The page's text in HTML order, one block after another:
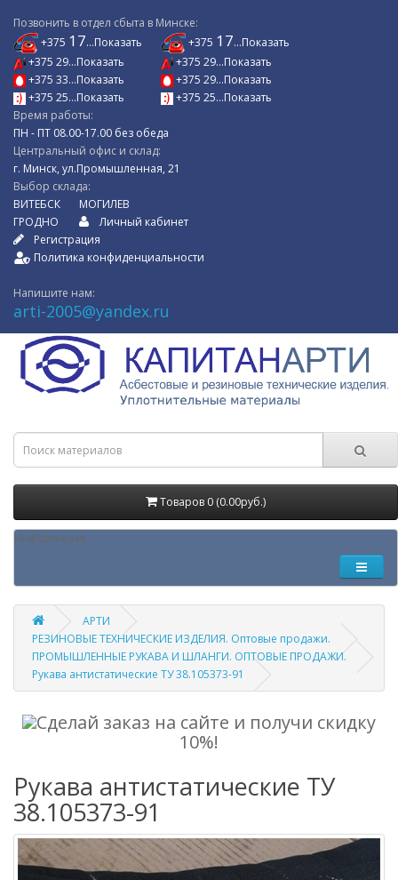
Позвонить в отдел сбыта в Минске:
+375 17...Показать
+375 29...Показать
+375 33...Показать
+375 25...Показать
+375 17...Показать
+375 29...Показать
+375 29...Показать
+375 25...Показать
Время работы:
ПН - ПТ 08.00-17.00 без обеда
Центральный офис и склад:
г. Минск, ул.Промышленная, 21
Выбор склада:
ВИТЕБСК
ГРОДНО
МОГИЛЕВ
Личный кабинет
Регистрация
Политика конфиденциальности
Напишите нам:
arti-2005@yandex.ru
Товаров 0 (0.00руб.)
Информация
АРТИ
РЕЗИНОВЫЕ ТЕХНИЧЕСКИЕ ИЗДЕЛИЯ. Оптовые продажи.
ПРОМЫШЛЕННЫЕ РУКАВА И ШЛАНГИ. ОПТОВЫЕ ПРОДАЖИ.
Рукава антистатические ТУ 38.105373-91
Сделай заказ на сайте и получи скидку
10%!
Рукава антистатические ТУ
38.105373-91